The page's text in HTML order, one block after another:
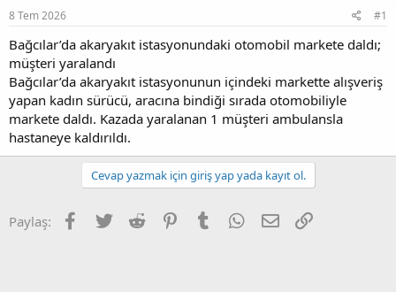
u
b
a
ş
l
a
t
a
n
g
ı
ç
a
r
i
h
i
8 Tem 2026 #1
Bağcılar’da akaryakıt istasyonundaki otomobil markete daldı;
müşteri yaralandı
Bağcılar’da akaryakıt istasyonunun içindeki markette alışveriş
yapan kadın sürücü, aracına bindiği sırada otomobiliyle
markete daldı. Kazada yaralanan 1 müşteri ambulansla
hastaneye kaldırıldı.
Cevap yazmak için giriş yap yada kayıt ol.
Paylaş: Facebook
Twitter Reddit PinterestTumblr WhatsApp
E-posta